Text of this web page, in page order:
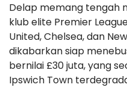
Delap memang tengah
klub elite Premier
United, Chelsea, dan
dikabarkan siap
bernilai £30 juta, yang
Ipswich Town